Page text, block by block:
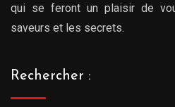
qui se feront un plaisir de
saveurs et les secrets.
Rechercher :